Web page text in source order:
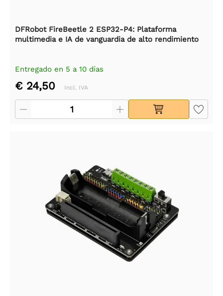
DFRobot FireBeetle 2 ESP32-P4: Plataforma
multimedia e IA de vanguardia de alto rendimiento
Entregado en 5 a 10 días
€ 24,50 Incl. IVA